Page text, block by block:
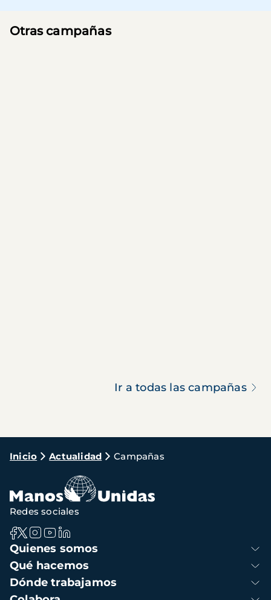
Otras campañas
Ir a todas las campañas
Ruta
navegación
Inicio Actualidad Campañas
Navegación
principal
Quienes somos
Qué hacemos
Dónde trabajamos
Redes sociales